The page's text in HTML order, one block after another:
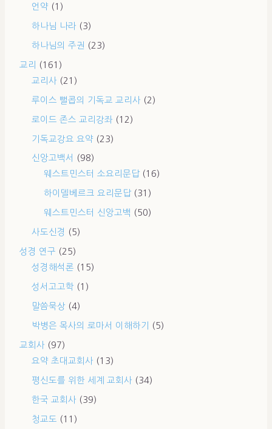
언약 (1)
하나님 나라 (3)
하나님의 주권 (23)
교리
(161)
교리사 (21)
루이스 뻘콥의 기독교 교리사 (2)
로이드 존스 교리강좌 (12)
기독교강요 요약 (23)
신앙고백서
(98)
웨스트민스터 소요리문답(16)
하이델베르크 요리문답(31)
웨스트민스터 신앙고백 (50)
사도신경 (5)
성경 연구 (25)
성경해석론 (15)
성서고고학 (1)
말씀묵상 (4)
박병은 목사의 로마서 이해하기 (5)
교회사 (97)
요약 초대교회사 (13)
평신도를 위한 세계 교회사 (34)
한국 교회사 (39)
청교도 (11)